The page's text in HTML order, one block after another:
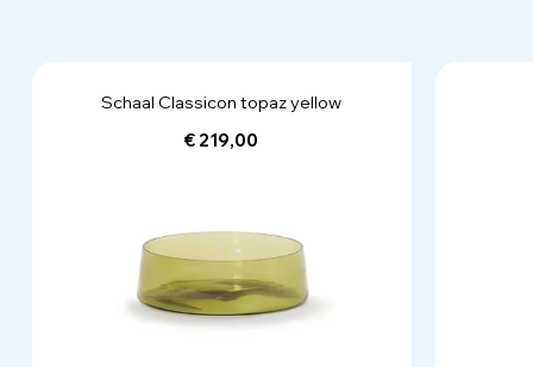
Schaal Classicon topaz yellow
€ 219,00